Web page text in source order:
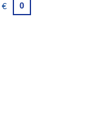
€ 0